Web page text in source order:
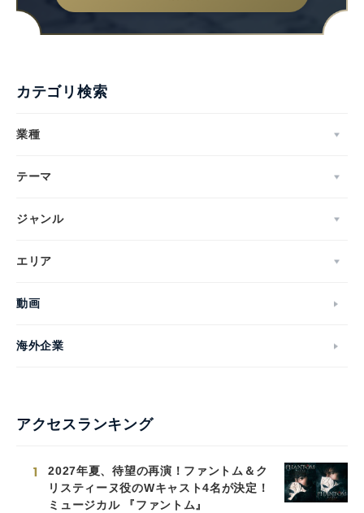
カテゴリ検索
業種
テーマ
ジャンル
エリア
動画
海外企業
アクセスランキング
1
2027年夏、待望の再演！ファントム＆ク
リスティーヌ役のWキャスト4名が決定！
ミュージカル 『ファントム』